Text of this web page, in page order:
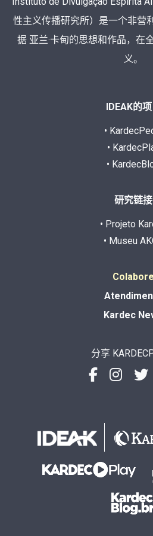
性主义传播研究所）是一个非营
据 亚兰·卡甸的思想和作品，在
义。
IDEAK的项
•
•
•
研究链接
• Projeto
• Museu
Colabore
Kardec
分享